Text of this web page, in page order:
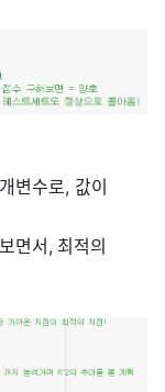
변수로, 값이
면서, 최적의